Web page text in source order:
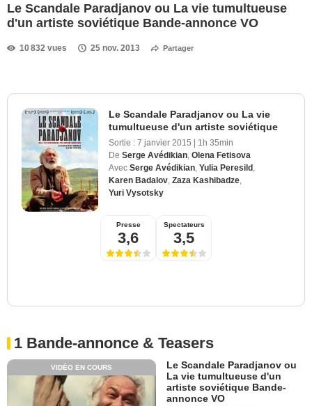
Le Scandale Paradjanov ou La vie tumultueuse
d'un artiste soviétique Bande-annonce VO
10 832 vues 25 nov. 2013 Partager
Le Scandale Paradjanov ou La vie
tumultueuse d'un artiste soviétique
Sortie : 7 janvier 2015 | 1h 35min
De Serge Avédikian Olena Fetisova
Avec Serge Avédikian Yulia Peresild
Karen Badalov Zaza Kashibadze
Yuri Vysotsky
Presse
3,6
Spectateurs
3,5
1 Bande-annonce & Teasers
VIDÉO EN COURS
Le Scandale Paradjanov ou
La vie tumultueuse d'un
artiste soviétique Bande-
annonce VO